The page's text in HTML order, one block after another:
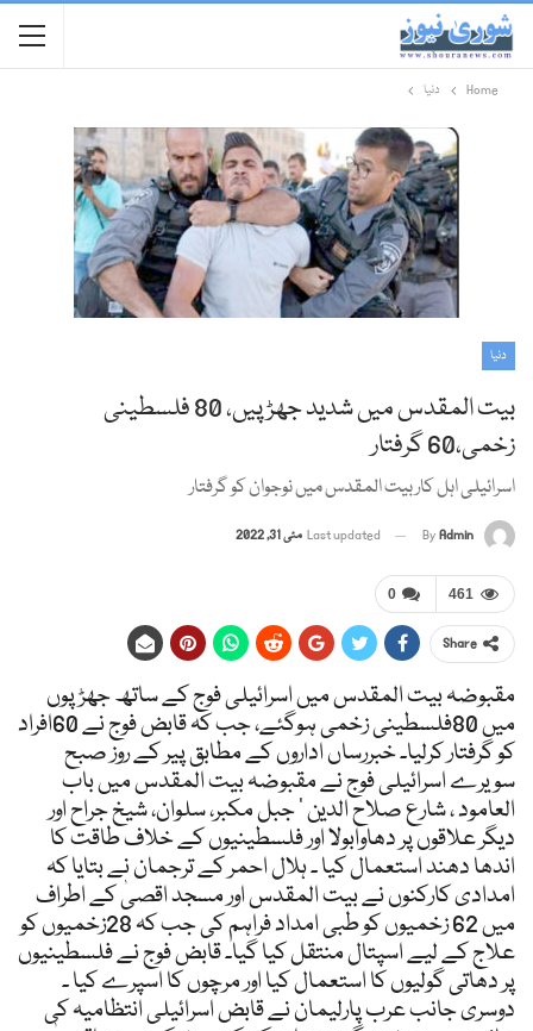
Home دنیا
دنیا
بیت المقدس میں شدید جھڑپیں، 80 فلسطینی
زخمی،60 گرفتار
اسرائیلی اہل کار بیت المقدس میں نوجوان کو گرفتار
ByAdmin
Last updated مئی 31, 2022
0 461
Share
مقبوضہ بیت المقدس میں اسرائیلی فوج کے ساتھ جھڑپوں
میں 80فلسطینی زخمی ہوگئے، جب کہ قابض فوج نے 60افراد
کو گرفتار کرلیا۔ خبررساں اداروں کے مطابق پیر کے روز صبح
سویرے اسرائیلی فوج نے مقبوضہ بیت المقدس میں باب
العامود ، شارع صلاح الدین ‘ جبل مکبر، سلوان، شیخ جراح اور
دیگر علاقوں پر دھاوابولا اور فلسطینیوں کے خلاف طاقت کا
اندھا دھند استعمال کیا ۔ ہلال احمر کے ترجمان نے بتایا کہ
امدادی کارکنوں نے بیت المقدس اور مسجد اقصیٰ کے اطراف
میں 62 زخمیوں کو طبی امداد فراہم کی جب کہ 28زخمیوں کو
علاج کے لیے اسپتال منتقل کیا گیا۔ قابض فوج نے فلسطینیوں
پر دھاتی گولیوں کا استعمال کیا اور مرچوں کا اسپرے کیا ۔
دوسری جانب عرب پارلیمان نے قابض اسرائیلی انتظامیہ کی